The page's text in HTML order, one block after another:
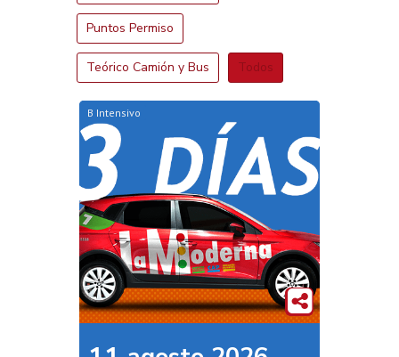
Puntos Permiso
Teórico Camión y Bus Todos
B Intensivo